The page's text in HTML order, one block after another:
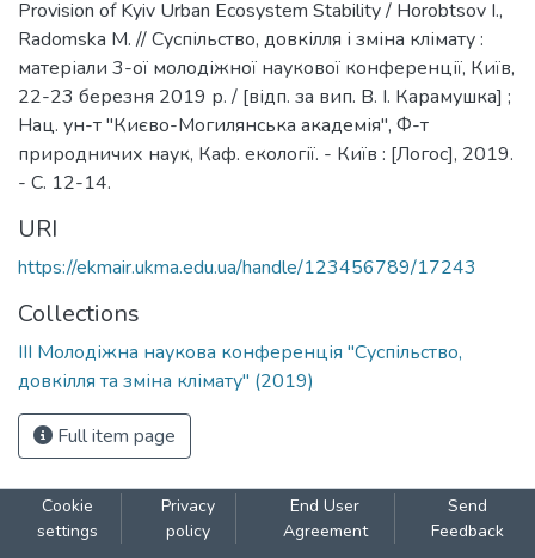
Provision of Kyiv Urban Ecosystem Stability / Horobtsov I.,
Radomska M. // Суспільство, довкілля і зміна клімату :
матеріали 3-ої молодіжної наукової конференції, Київ,
22-23 березня 2019 р. / [відп. за вип. В. І. Карамушка] ;
Нац. ун-т "Києво-Могилянська академія", Ф-т
природничих наук, Каф. екології. - Київ : [Логос], 2019.
- С. 12-14.
URI
https://ekmair.ukma.edu.ua/handle/123456789/17243
Collections
III Молодіжна наукова конференція "Суспільство,
довкілля та зміна клімату" (2019)
Full item page
Cookie
settings
Privacy
policy
End User
Agreement
Send
Feedback